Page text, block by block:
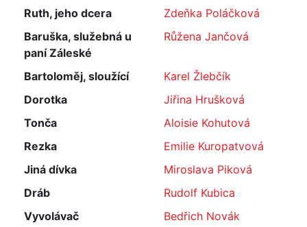
Ruth, jeho dcera
Zdeňka Poláčková
Baruška, služebná u
paní Záleské
Růžena Jančová
Bartoloměj, sloužící
Karel Žlebčík
Dorotka
Jiřina Hrušková
Tonča
Aloisie Kohutová
Rezka
Emilie Kuropatvová
Jiná dívka
Miroslava Piková
Dráb
Rudolf Kubica
Vyvolávač
Bedřich Novák